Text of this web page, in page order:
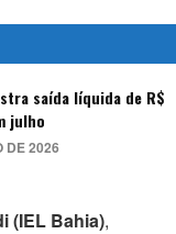
saída líquida de R$
julho
DE 2026
(IEL Bahia),